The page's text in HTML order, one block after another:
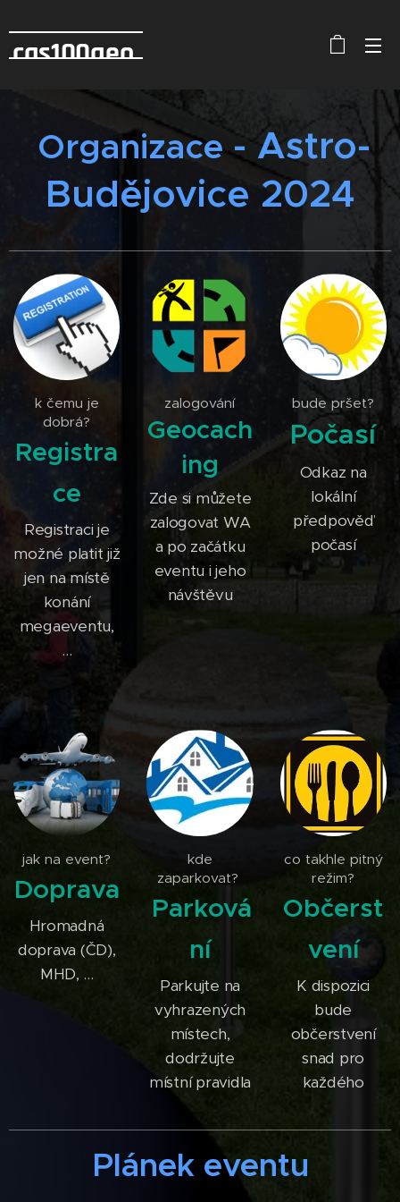
cas100geo
Organizace- Astro-
Budějovice 2024
k čemu je
dobrá?
Registra
ce
Registraci je
možné platit již
jen na místě
konání
megaeventu,
...
zalogování
Geocach
ing
Zde si můžete
zalogovat WA
a po začátku
eventu i jeho
návštěvu
bude pršet?
Počasí
Odkaz na
lokální
předpověď
počasí
jak na event?
Doprava
Hromadná
doprava (ČD),
MHD, ...
kde
zaparkovat?
Parková
ní
Parkujte na
vyhrazených
místech,
dodržujte
místní pravidla
co takhle pitný
režim?
Občerst
vení
K dispozici
bude
občerstvení
snad pro
každého
Plánek eventu